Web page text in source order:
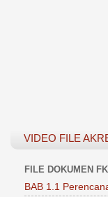
VIDEO FILE
FILE DOKUMEN
BAB 1.1